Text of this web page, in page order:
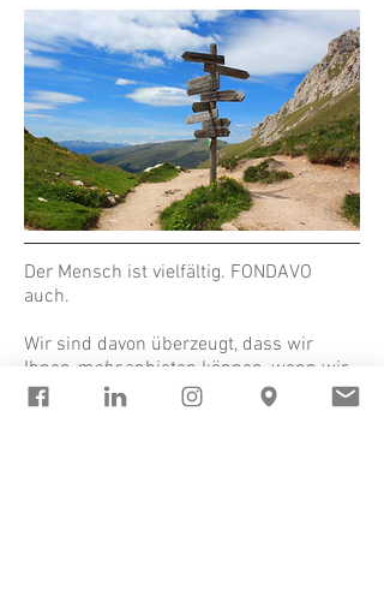
Der Mensch ist vielfältig. FONDAVO
auch.
Wir sind davon überzeugt, dass wir
Ihnen mehranbieten können, wenn wir
mehr
tun. Wir glauben daran, dass